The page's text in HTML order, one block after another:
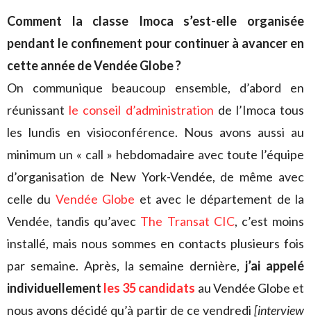
Comment la classe Imoca s’est-elle organisée
pendant le confinement pour continuer à avancer en
cette année de Vendée Globe ?
On communique beaucoup ensemble, d’abord en
réunissant le conseil d’administration de l’Imoca tous
les lundis en visioconférence. Nous avons aussi au
minimum un « call » hebdomadaire avec toute l’équipe
d’organisation de New York-Vendée, de même avec
celle du Vendée Globe et avec le département de la
Vendée, tandis qu’avec The Transat CIC, c’est moins
installé, mais nous sommes en contacts plusieurs fois
par semaine. Après, la semaine dernière, j’ai appelé
individuellement les 35 candidats au Vendée Globe et
nous avons décidé qu’à partir de ce vendredi [interview